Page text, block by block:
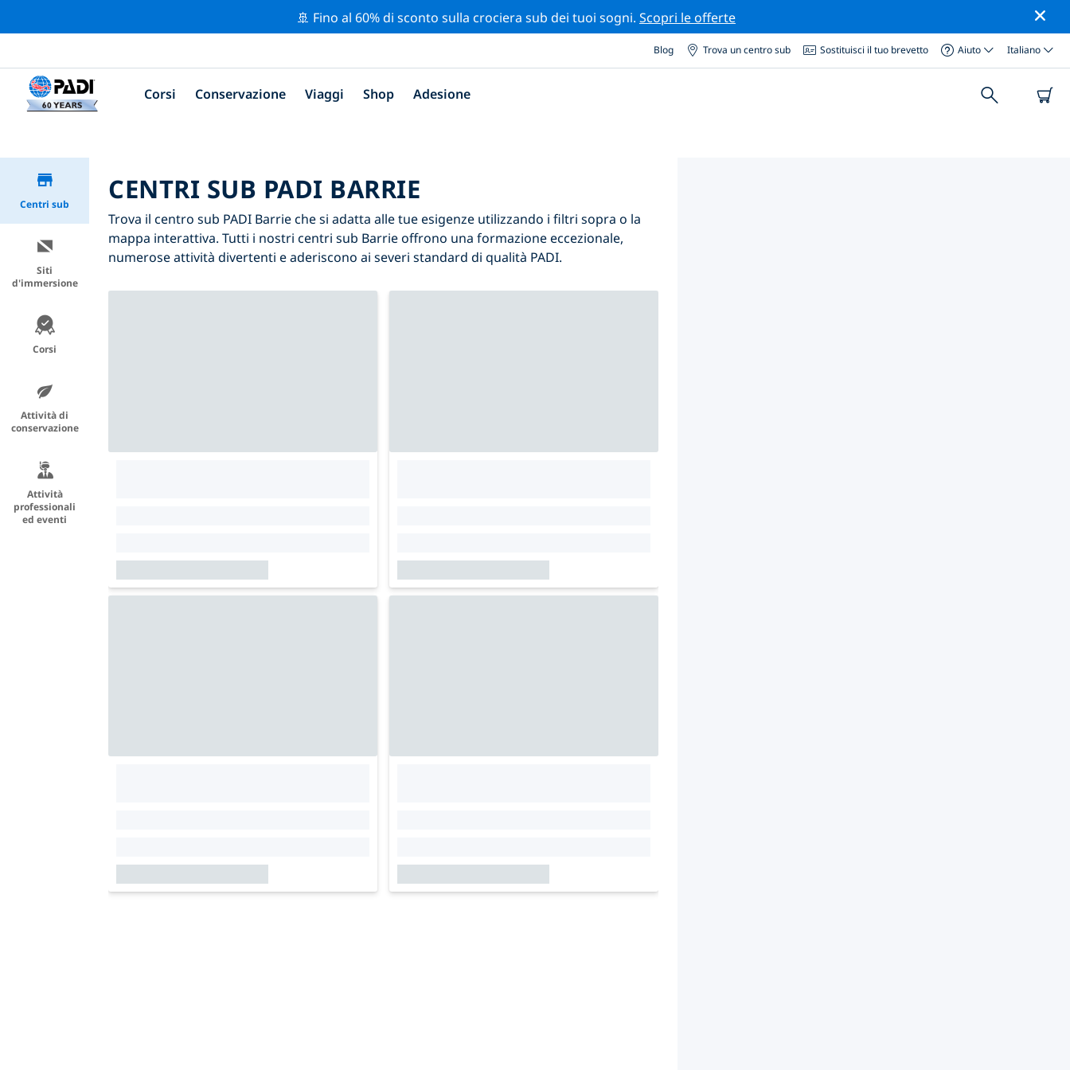
🚢 Fino al 60% di sconto sulla crociera sub dei tuoi sogni. Scopri le offerte
Blog Trova un centro sub Sostituisci il tuo brevetto Aiuto Italiano
Corsi Conservazione Viaggi Shop Adesione
Centri sub
Siti
d'immersione
Corsi
Attività di
conservazione
Attività
professionali
ed eventi
CENTRI SUB PADI BARRIE
Trova il centro sub PADI Barrie che si adatta alle tue esigenze utilizzando i filtri sopra o la
mappa interattiva. Tutti i nostri centri sub Barrie offrono una formazione eccezionale,
numerose attività divertenti e aderiscono ai severi standard di qualità PADI.